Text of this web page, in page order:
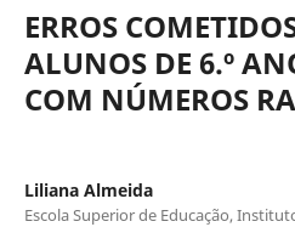
ERROS
ALUNOS DE 6.º
COM NÚMEROS
Liliana Almeida
Escola Superior de Educação,